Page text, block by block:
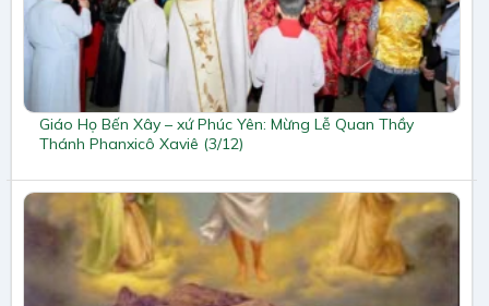
Giáo Họ Bến Xây – xứ Phúc Yên: Mừng Lễ Quan Thầy
Thánh Phanxicô Xaviê (3/12)